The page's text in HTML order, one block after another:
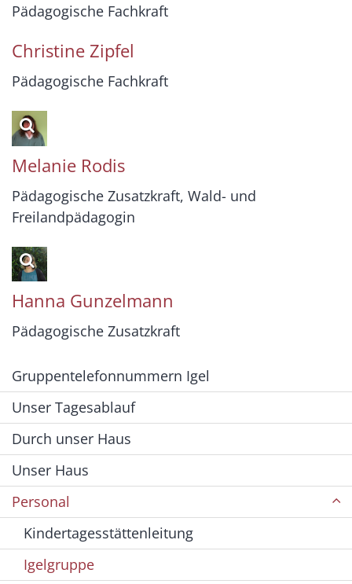
Pädagogische Fachkraft
Christine Zipfel
Pädagogische Fachkraft
Melanie Rodis
Pädagogische Zusatzkraft, Wald- und
Freilandpädagogin
Hanna Gunzelmann
Pädagogische Zusatzkraft
Gruppentelefonnummern Igel
Unser Tagesablauf
Durch unser Haus
Unser Haus
Personal
Kindertagesstättenleitung
Igelgruppe